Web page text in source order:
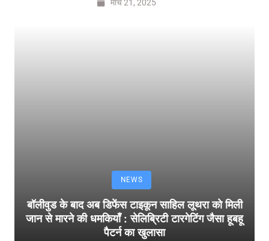
मार्च 21, 2025
NEWS
बॉलीवुड के बाद अब डिफेंस टाइकून साहिल लूथरा को मिली
जान से मारने की धमकियाँ : सेलिब्रिटी टारगेटिंग जैसा हूबहू
पैटर्न का खुलासा